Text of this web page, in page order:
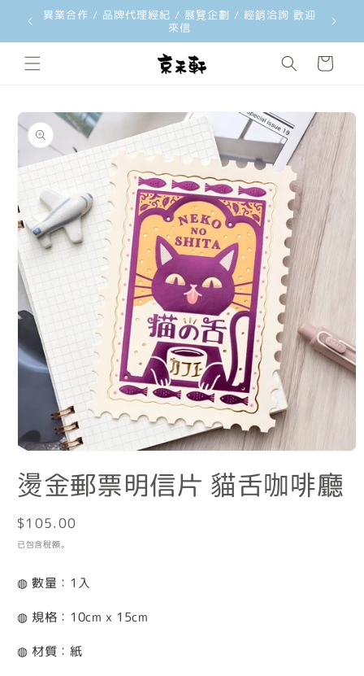
跳至內容
異業合作 / 品牌代理經紀 / 展覽企劃 / 經銷洽詢 歡迎
來信
韓國文
購
物
略過產品
資訊
互
動
窗
開
多
體
1
燙金郵票明信片 貓舌咖啡廳
定
價
$105.00
已包含稅額。
◍ 數量：1入
◍ 規格：10cm x 15cm
◍ 材質：紙